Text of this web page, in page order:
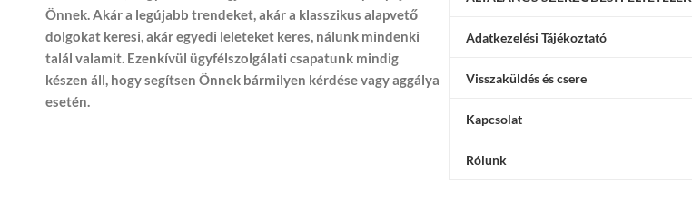
Önnek. Akár a legújabb trendeket, akár a klasszikus alapvető
dolgokat keresi, akár egyedi leleteket keres, nálunk mindenki
talál valamit. Ezenkívül ügyfélszolgálati csapatunk mindig
készen áll, hogy segítsen Önnek bármilyen kérdése vagy aggálya
esetén.
Adatkezelési Tájékoztató
Visszaküldés és csere
Kapcsolat
Rólunk